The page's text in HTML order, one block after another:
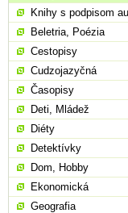
Knihy s podpisom
Beletria, Poézia
Cestopisy
Cudzojazyčná
Časopisy
Deti, Mládež
Diéty
Detektívky
Dom, Hobby
Ekonomická
Geografia